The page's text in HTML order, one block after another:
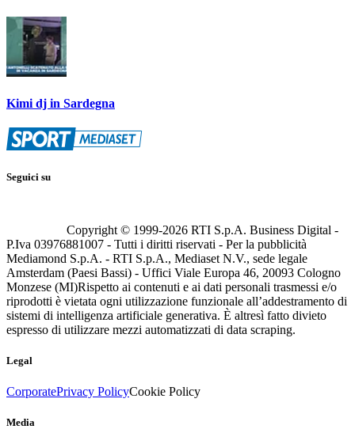
Kimi dj in Sardegna
Seguici su
Copyright © 1999-2026 RTI S.p.A. Business Digital -
P.Iva 03976881007 - Tutti i diritti riservati - Per la pubblicità
Mediamond S.p.A. - RTI S.p.A., Mediaset N.V., sede legale
Amsterdam (Paesi Bassi) - Uffici Viale Europa 46, 20093 Cologno
Monzese (MI)Rispetto ai contenuti e ai dati personali trasmessi e/o
riprodotti è vietata ogni utilizzazione funzionale all’addestramento di
sistemi di intelligenza artificiale generativa. È altresì fatto divieto
espresso di utilizzare mezzi automatizzati di data scraping.
Legal
CorporatePrivacy PolicyCookie Policy
Media